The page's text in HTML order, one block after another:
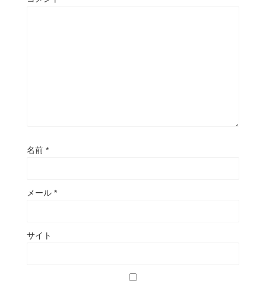
名前 *
メール *
サイト